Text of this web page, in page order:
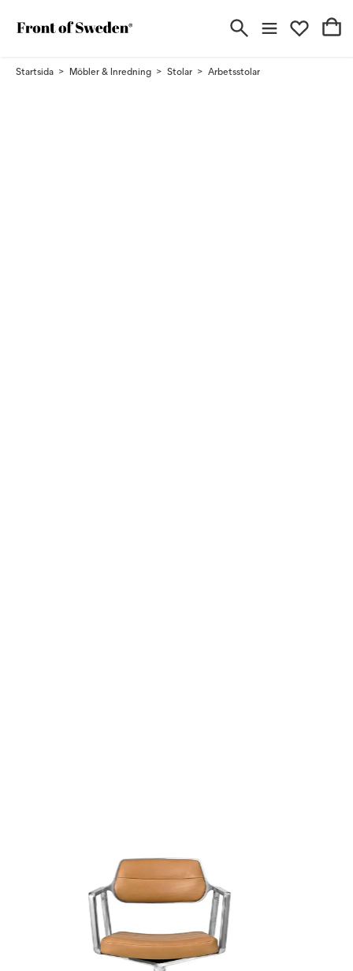
Startsida Möbler & Inredning Stolar Arbetsstolar